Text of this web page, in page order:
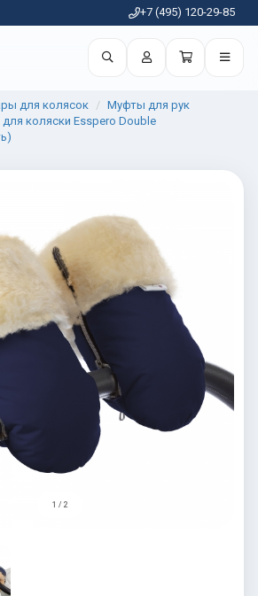
+7 (495) 120-29-85
для колясок
Муфты для рук
коляски Esspero Double
1 / 2